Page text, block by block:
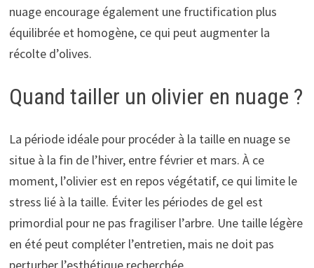
nuage encourage également une fructification plus
équilibrée et homogène, ce qui peut augmenter la
récolte d’olives.
Quand tailler un olivier en nuage ?
La période idéale pour procéder à la taille en nuage se
situe à la fin de l’hiver, entre février et mars. À ce
moment, l’olivier est en repos végétatif, ce qui limite le
stress lié à la taille. Éviter les périodes de gel est
primordial pour ne pas fragiliser l’arbre. Une taille légère
en été peut compléter l’entretien, mais ne doit pas
perturber l’esthétique recherchée.